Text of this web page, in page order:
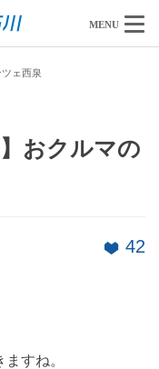
MENU
ェ西泉
おクルマの
42
すね。